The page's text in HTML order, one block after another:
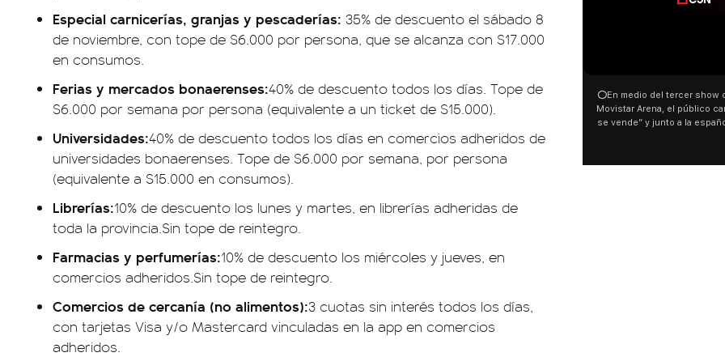
Especial carnicerías, granjas y pescaderías: 35% de descuento el sábado 8
de noviembre, con tope de $6.000 por persona, que se alcanza con $17.000
en consumos.
Ferias y mercados bonaerenses:40% de descuento todos los días. Tope de
$6.000 por semana por persona (equivalente a un ticket de $15.000).
Universidades:40% de descuento todos los días en comercios adheridos de
universidades bonaerenses. Tope de $6.000 por semana, por persona
(equivalente a $15.000 en consumos).
Librerías:10% de descuento los lunes y martes, en librerías adheridas de
toda la provincia.Sin tope de reintegro.
Farmacias y perfumerías:10% de descuento los miércoles y jueves, en
comercios adheridos.Sin tope de reintegro.
Comercios de cercanía (no alimentos):3 cuotas sin interés todos los días,
con tarjetas Visa y/o Mastercard vinculadas en la app en comercios
adheridos.
⭕En medio del tercer show de Rosalia en el
Movistar Arena, el público cantó “la patria no
ocurrió a dos días de la votación de la Ley de
Con una proyección
distintas
manifestaron su
pudo ver cómo
este 6 de agosto con